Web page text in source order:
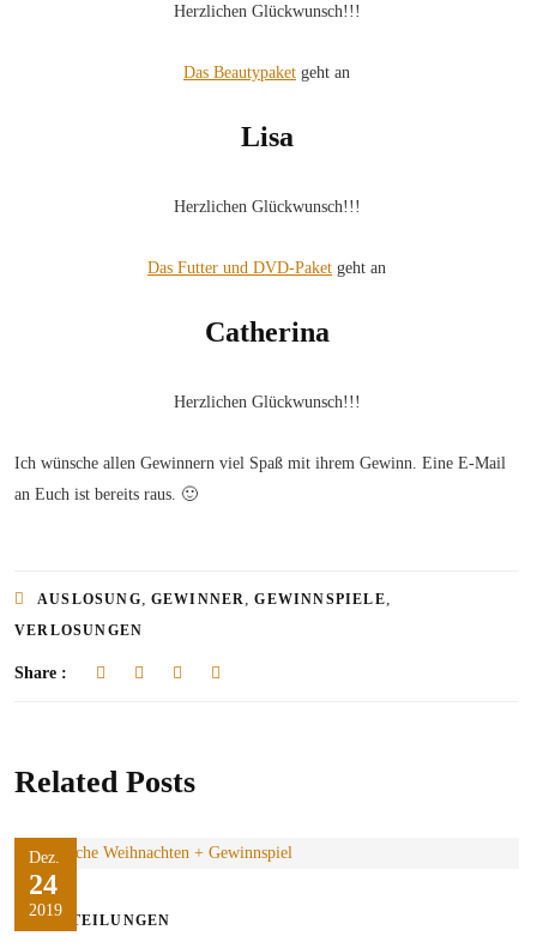
Herzlichen Glückwunsch!!!
Das Beautypaket geht an
Lisa
Herzlichen Glückwunsch!!!
Das Futter und DVD-Paket geht an
Catherina
Herzlichen Glückwunsch!!!
Ich wünsche allen Gewinnern viel Spaß mit ihrem Gewinn. Eine E-Mail
an Euch ist bereits raus. 🙂
AUSLOSUNG GEWINNER ,GEWINNSPIELE
VERLOSUNGEN
Share :
Related Posts
Dez.
24
2019
MITTEILUNGEN